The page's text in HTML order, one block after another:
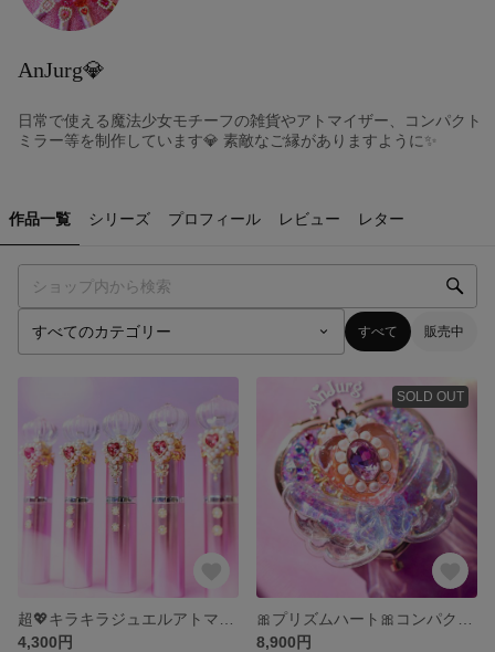
AnJurg💎
日常で使える魔法少女モチーフの雑貨やアトマイザー、コンパクト
ミラー等を制作しています💎 素敵なご縁がありますように✨
作品一覧 シリーズ プロフィール レビュー レター
すべて 販売中
4,300円
SOLD OUT
8,900円